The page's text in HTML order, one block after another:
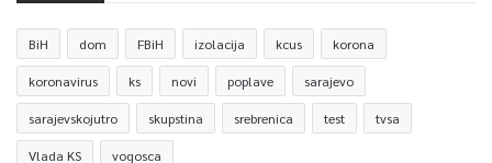
BiH dom FBiH izolacija kcus korona
koronavirus ks novi poplave sarajevo
sarajevskojutro skupstina srebrenica test tvsa
Vlada KS vogosca